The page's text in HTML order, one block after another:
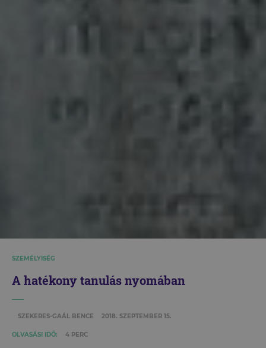
SZEMÉLYISÉG
A hatékony tanulás nyomában
SZEKERES-GAÁL BENCE 2018. SZEPTEMBER 15.
OLVASÁSI IDŐ: 4 PERC